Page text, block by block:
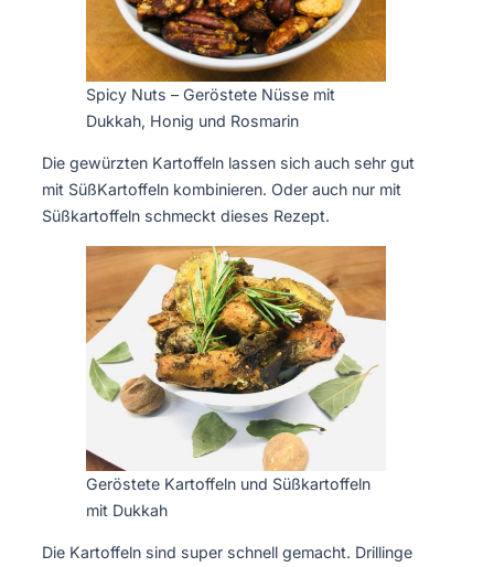
Spicy Nuts – Geröstete Nüsse mit
Dukkah, Honig und Rosmarin
Die gewürzten Kartoffeln lassen sich auch sehr gut
mit SüßKartoffeln kombinieren. Oder auch nur mit
Süßkartoffeln schmeckt dieses Rezept.
Geröstete Kartoffeln und Süßkartoffeln
mit Dukkah
Die Kartoffeln sind super schnell gemacht. Drillinge